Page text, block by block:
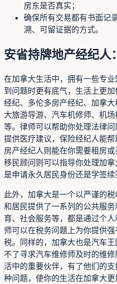
房东是否真实；
确保所有交易都有书面记
溯、可留证据的方式。
安省持牌地产经纪人
在加拿大生活中，拥有一些专
到问题时更有底气，生活上更
经纪、多伦多房产经纪、加拿
大旅游导游、汽车机修师、机
等。律师可以帮助你处理法律
提供医疗建议，保险经纪人能帮
房产经纪人则能在你需要租房
移民顾问则可以指导你处理加
是申请永久居民身份还是学签续
此外，加拿大是一个以严谨的
和居民提供了一系列的公共服
育、社会服务等，都是通过个
师可以在税务问题上为你提供
税。同样的，加拿大也是汽车
不了寻求汽车维修师及时的维
活中的重要伙伴，有了他们的
种问题，使你的生活在加拿大更